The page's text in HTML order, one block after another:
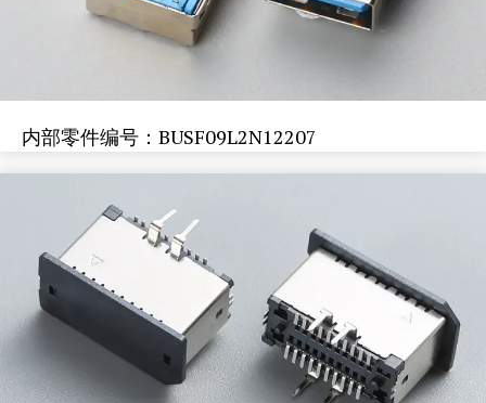
内部零件编号：BUSF09L2N12207